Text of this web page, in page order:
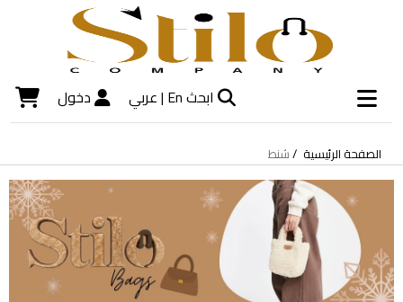
ابحثEn | عربي دخول
الصفحة الرئيسية شنط